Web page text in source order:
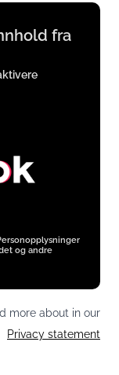
fra
og andre
more about in our
Privacy statement